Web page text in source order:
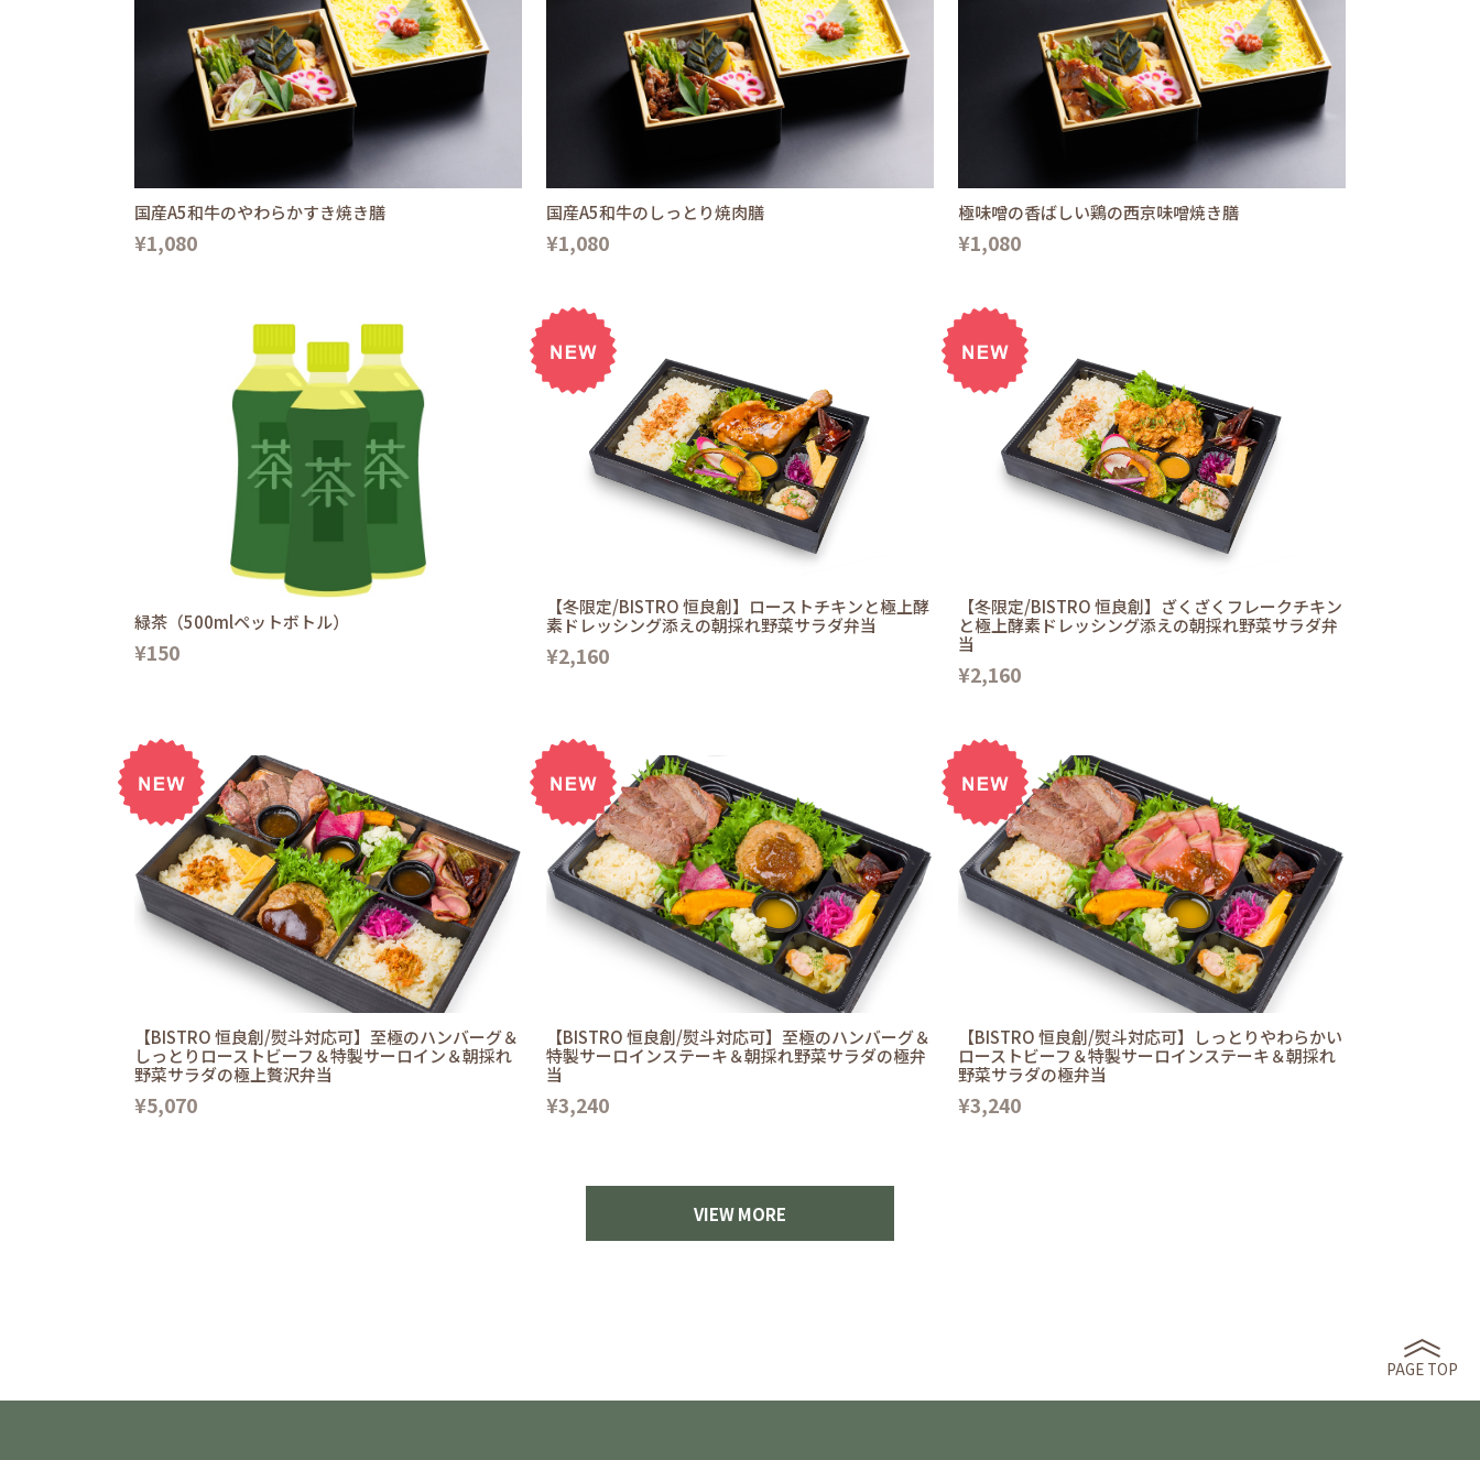
国産A5和牛のやわらかすき焼き膳
¥1,080
国産A5和牛のしっとり焼肉膳
¥1,080
極味噌の香ばしい鶏の西京味噌焼き膳
¥1,080
緑茶（500mlペットボトル）
¥150
【冬限定/BISTRO 恒良創】ローストチキンと極上酵
素ドレッシング添えの朝採れ野菜サラダ弁当
¥2,160
【冬限定/BISTRO 恒良創】ざくざくフレークチキン
と極上酵素ドレッシング添えの朝採れ野菜サラダ弁
当
¥2,160
【BISTRO 恒良創/熨斗対応可】至極のハンバーグ＆
しっとりローストビーフ＆特製サーロイン＆朝採れ
野菜サラダの極上贅沢弁当
¥5,070
【BISTRO 恒良創/熨斗対応可】至極のハンバーグ＆
特製サーロインステーキ＆朝採れ野菜サラダの極弁
当
¥3,240
【BISTRO 恒良創/熨斗対応可】しっとりやわらかい
ローストビーフ＆特製サーロインステーキ＆朝採れ
野菜サラダの極弁当
¥3,240
VIEW MORE
PAGE TOP